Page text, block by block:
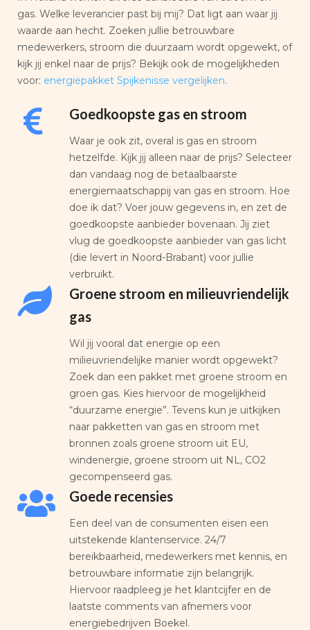
gas. Welke leverancier past bij mij? Dat ligt aan waar jij
waarde aan hecht. Zoeken jullie betrouwbare
medewerkers, stroom die duurzaam wordt opgewekt, of
kijk jij enkel naar de prijs? Bekijk ook de mogelijkheden
voor: energiepakket Spijkenisse vergelijken.
Goedkoopste gas en stroom
Waar je ook zit, overal is gas en stroom
hetzelfde. Kijk jij alleen naar de prijs? Selecteer
dan vandaag nog de betaalbaarste
energiemaatschappij van gas en stroom. Hoe
doe ik dat? Voer jouw gegevens in, en zet de
goedkoopste aanbieder bovenaan. Jij ziet
vlug de goedkoopste aanbieder van gas licht
(die levert in Noord-Brabant) voor jullie
verbruikt.
Groene stroom en milieuvriendelijk
gas
Wil jij vooral dat energie op een
milieuvriendelijke manier wordt opgewekt?
Zoek dan een pakket met groene stroom en
groen gas. Kies hiervoor de mogelijkheid
“duurzame energie”. Tevens kun je uitkijken
naar pakketten van gas en stroom met
bronnen zoals groene stroom uit EU,
windenergie, groene stroom uit NL, CO2
gecompenseerd gas.
Goede recensies
Een deel van de consumenten eisen een
uitstekende klantenservice. 24/7
bereikbaarheid, medewerkers met kennis, en
betrouwbare informatie zijn belangrijk.
Hiervoor raadpleeg je het klantcijfer en de
laatste comments van afnemers voor
energiebedrijven Boekel.